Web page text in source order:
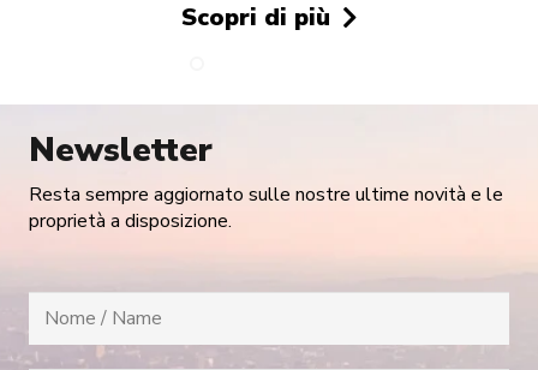
Scopri di più
Newsletter
Resta sempre aggiornato sulle nostre ultime novità e le
proprietà a disposizione.